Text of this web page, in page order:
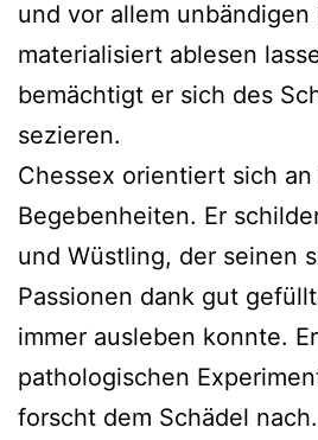
und vor allem unbändigen
materialisiert ablesen
bemächtigt er sich des
sezieren.
Chessex orientiert sich
Begebenheiten. Er
und Wüstling, der seinen
Passionen dank gut
immer ausleben konnte.
pathologischen
forscht dem Schädel